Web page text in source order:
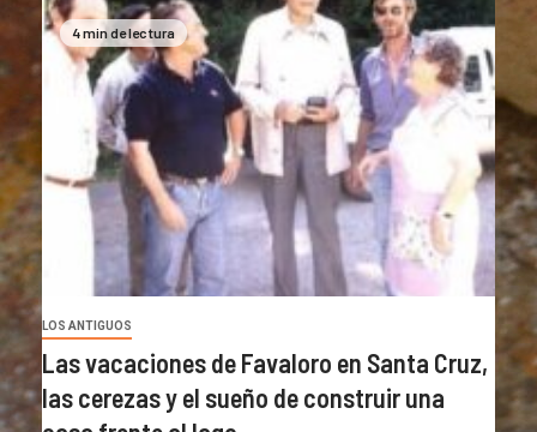
4 min de lectura
LOS ANTIGUOS
Las vacaciones de Favaloro en Santa Cruz,
las cerezas y el sueño de construir una